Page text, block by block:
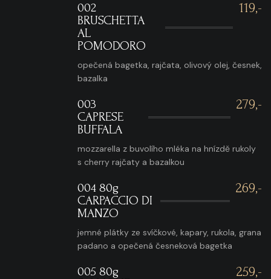
002
BRUSCHETTA
AL
POMODORO
119,-
opečená bagetka, rajčata, olivový olej, česnek,
bazalka
003
CAPRESE
BUFFALA
279,-
mozzarella z buvolího mléka na hnízdě rukoly
s cherry rajčaty a bazalkou
004 80g
CARPACCIO DI
MANZO
269,-
jemné plátky ze svíčkové, kapary, rukola, grana
padano a opečená česneková bagetka
005 80g
259,-